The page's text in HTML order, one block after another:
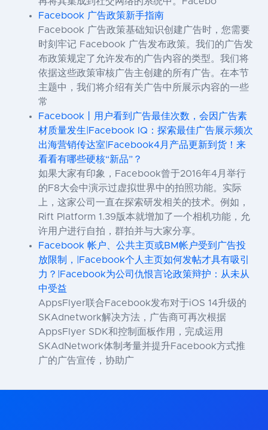
Facebook 广告政策新手指南
Facebook 广告政策基础知识创建广告时，您需要
时刻牢记 Facebook 广告发布政策。我们的广告发
布政策规定了允许发布的广告内容的类型。我们将
依据这些政策审核广告主创建的所有广告。在本节
主题中，我们将介绍有关广告中所展示内容的一些
常
Facebook丨用户看到广告最佳次数，会因广告素
材质量发生|Facebook IQ：探索最佳广告展示频次
出海营销传达室|Facebook4月产品更新到货！来
看看有哪些硬核“新品”？
如果大家有印象，Facebook曾于2016年4月举行
的F8大会中演示过虚拟世界中的拍照功能。实际
上，这家公司一直在探索研发相关的技术。例如，
Rift Platform 1.39版本就增加了一个相机功能，允
许用户进行自拍，群拍并与大家分享。
Facebook 帐户、公共主页或BM帐户受到广告投
放限制，|Facebook个人主页如何发帖才具有吸引
力？|Facebook为公司仇恨言论政策辩护：从未从
中受益
AppsFlyer联合Facebook发布对于iOS 14升级的
SKAdnetwork解决方法，广告商可再次根据
AppsFlyer SDK和控制面板作用，完成运用
SKAdNetwork体制考量并提升Facebook方式推
广的广告宣传，协助广